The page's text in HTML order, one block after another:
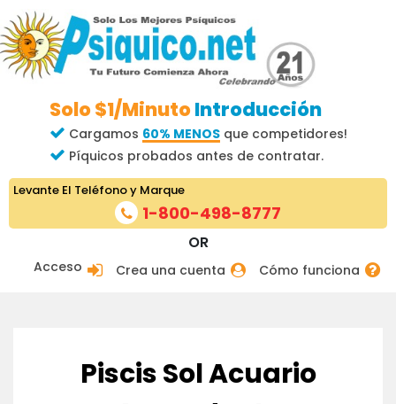
Solo $1/MinutoIntroducción
Cargamos 60% MENOSque competidores!
Píquicos probados antes de contratar.
Acceso Crea una cuenta Cómo funciona
OR
Levante El Teléfono y Marque
1-800-498-8777
Piscis Sol Acuario